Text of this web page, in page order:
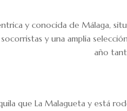
y conocida de Málaga,
y una amplia
año
que La Malagueta y está